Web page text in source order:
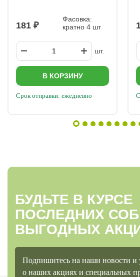
оранжевое F1
181
Фасовка:
кратно 4 шт
шт.
В КОРЗИНУ
Срок отправки: ежедневно
БУДЬТЕ В КУРСЕ
ПОСЛЕДНИХ
ВЫГОДНЫХ
Подпишитесь на наши новости и
о наших акциях и специальных